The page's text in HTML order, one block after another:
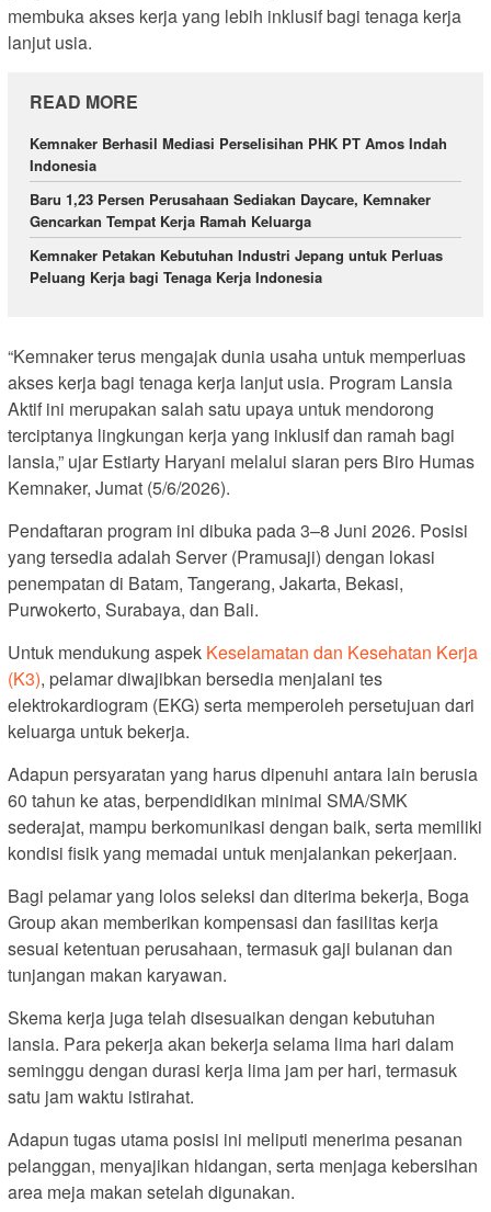
membuka akses kerja yang lebih inklusif bagi tenaga kerja
lanjut usia.
READ MORE
Kemnaker Berhasil Mediasi Perselisihan PHK PT Amos Indah
Indonesia
Baru 1,23 Persen Perusahaan Sediakan Daycare, Kemnaker
Gencarkan Tempat Kerja Ramah Keluarga
Kemnaker Petakan Kebutuhan Industri Jepang untuk Perluas
Peluang Kerja bagi Tenaga Kerja Indonesia
“Kemnaker terus mengajak dunia usaha untuk memperluas
akses kerja bagi tenaga kerja lanjut usia. Program Lansia
Aktif ini merupakan salah satu upaya untuk mendorong
terciptanya lingkungan kerja yang inklusif dan ramah bagi
lansia,” ujar Estiarty Haryani melalui siaran pers Biro Humas
Kemnaker, Jumat (5/6/2026).
Pendaftaran program ini dibuka pada 3–8 Juni 2026. Posisi
yang tersedia adalah Server (Pramusaji) dengan lokasi
penempatan di Batam, Tangerang, Jakarta, Bekasi,
Purwokerto, Surabaya, dan Bali.
Untuk mendukung aspek Keselamatan dan Kesehatan Kerja
(K3), pelamar diwajibkan bersedia menjalani tes
elektrokardiogram (EKG) serta memperoleh persetujuan dari
keluarga untuk bekerja.
Adapun persyaratan yang harus dipenuhi antara lain berusia
60 tahun ke atas, berpendidikan minimal SMA/SMK
sederajat, mampu berkomunikasi dengan baik, serta memiliki
kondisi fisik yang memadai untuk menjalankan pekerjaan.
Bagi pelamar yang lolos seleksi dan diterima bekerja, Boga
Group akan memberikan kompensasi dan fasilitas kerja
sesuai ketentuan perusahaan, termasuk gaji bulanan dan
tunjangan makan karyawan.
Skema kerja juga telah disesuaikan dengan kebutuhan
lansia. Para pekerja akan bekerja selama lima hari dalam
seminggu dengan durasi kerja lima jam per hari, termasuk
satu jam waktu istirahat.
Adapun tugas utama posisi ini meliputi menerima pesanan
pelanggan, menyajikan hidangan, serta menjaga kebersihan
area meja makan setelah digunakan.